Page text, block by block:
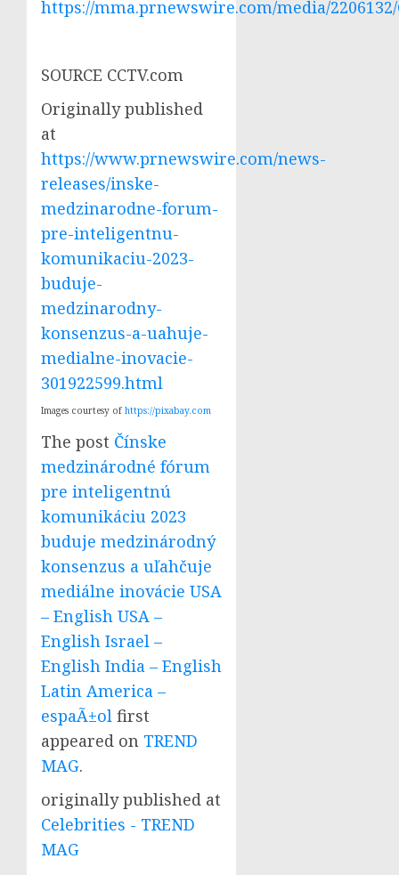
https://mma.prnewswire.com/media/2206132/
SOURCE CCTV.com
Originally published
at
https://www.prnewswire.com/news-
releases/inske-
medzinarodne-forum-
pre-inteligentnu-
komunikaciu-2023-
buduje-
medzinarodny-
konsenzus-a-uahuje-
medialne-inovacie-
301922599.html
Images courtesy of https://pixabay.com
The post Čínske
medzinárodné fórum
pre inteligentnú
komunikáciu 2023
buduje medzinárodný
konsenzus a uľahčuje
mediálne inovácie USA
– English USA –
English Israel –
English India – English
Latin America –
espaÃ±ol first
appeared on TREND
MAG.
originally published at
Celebrities - TREND
MAG